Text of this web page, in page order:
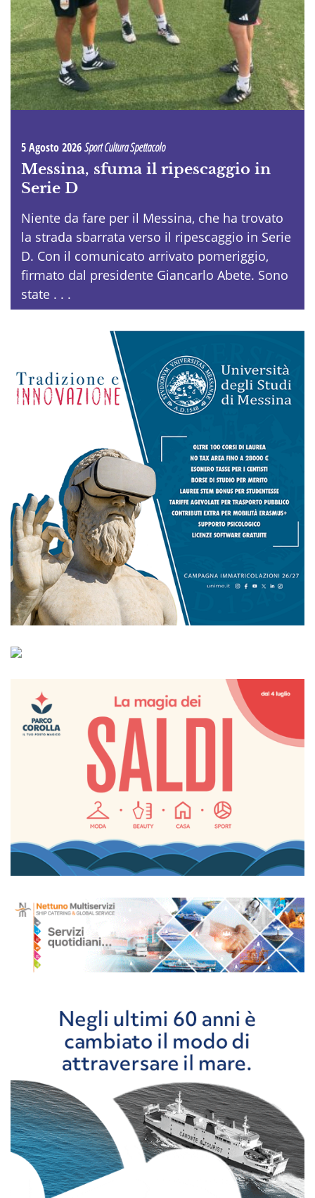
5 Agosto 2026Sport Cultura Spettacolo
Messina, sfuma il ripescaggio in
Serie D
Niente da fare per il Messina, che ha trovato
la strada sbarrata verso il ripescaggio in Serie
D. Con il comunicato arrivato pomeriggio,
firmato dal presidente Giancarlo Abete. Sono
state . . .